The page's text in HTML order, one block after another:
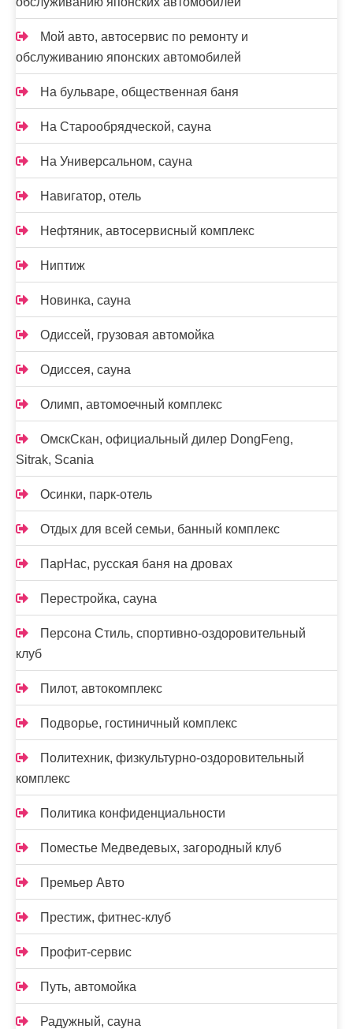
Мой авто, автосервис по ремонту и
обслуживанию японских автомобилей
На бульваре, общественная баня
На Старообрядческой, сауна
На Универсальном, сауна
Навигатор, отель
Нефтяник, автосервисный комплекс
Ниптиж
Новинка, сауна
Одиссей, грузовая автомойка
Одиссея, сауна
Олимп, автомоечный комплекс
ОмскСкан, официальный дилер DongFeng,
Sitrak, Scania
Осинки, парк-отель
Отдых для всей семьи, банный комплекс
ПарНас, русская баня на дровах
Перестройка, сауна
Персона Стиль, спортивно-оздоровительный
клуб
Пилот, автокомплекс
Подворье, гостиничный комплекс
Политехник, физкультурно-оздоровительный
комплекс
Политика конфиденциальности
Поместье Медведевых, загородный клуб
Премьер Авто
Престиж, фитнес-клуб
Профит-сервис
Путь, автомойка
Радужный, сауна